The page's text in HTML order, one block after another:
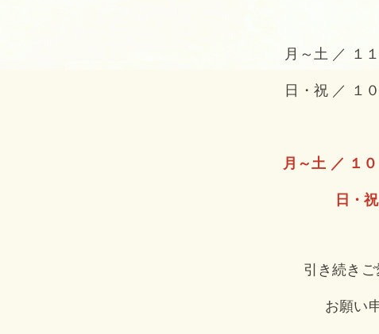
月～土 ／ １
日・祝 ／ １
月～土 ／ １
日・
引き続き
お願い